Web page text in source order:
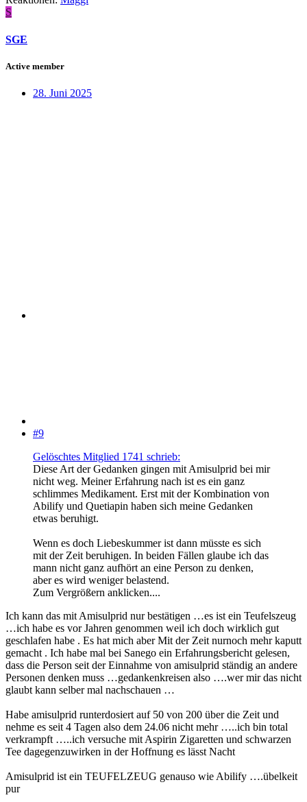
S
SGE
Active member
28. Juni 2025
#9
Gelöschtes Mitglied 1741 schrieb:
Diese Art der Gedanken gingen mit Amisulprid bei mir
nicht weg. Meiner Erfahrung nach ist es ein ganz
schlimmes Medikament. Erst mit der Kombination von
Abilify und Quetiapin haben sich meine Gedanken
etwas beruhigt.
Wenn es doch Liebeskummer ist dann müsste es sich
mit der Zeit beruhigen. In beiden Fällen glaube ich das
mann nicht ganz aufhört an eine Person zu denken,
aber es wird weniger belastend.
Zum Vergrößern anklicken....
Ich kann das mit Amisulprid nur bestätigen …es ist ein Teufelszeug
…ich habe es vor Jahren genommen weil ich doch wirklich gut
geschlafen habe . Es hat mich aber Mit der Zeit nurnoch mehr kaputt
gemacht . Ich habe mal bei Sanego ein Erfahrungsbericht gelesen,
dass die Person seit der Einnahme von amisulprid ständig an andere
Personen denken muss …gedankenkreisen also ….wer mir das nicht
glaubt kann selber mal nachschauen …
Habe amisulprid runterdosiert auf 50 von 200 über die Zeit und
nehme es seit 4 Tagen also dem 24.06 nicht mehr …..ich bin total
verkrampft …..ich versuche mit Aspirin Zigaretten und schwarzen
Tee dagegenzuwirken in der Hoffnung es lässt Nacht
Amisulprid ist ein TEUFELZEUG genauso wie Abilify ….übelkeit
pur